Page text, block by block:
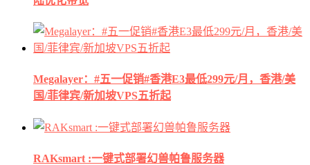
Megalayer：#五一促销#香港E3最低299元/月，香港/美
国/菲律宾/新加坡VPS五折起
RAKsmart :一键式部署幻兽帕鲁服务器